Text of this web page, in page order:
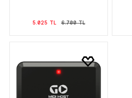
5.025 TL 6.700 TL